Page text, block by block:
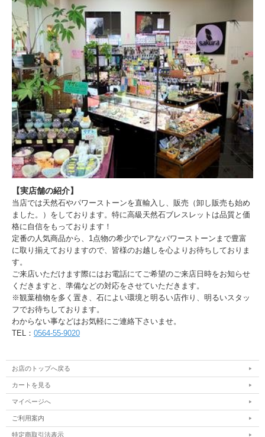
【実店舗の紹介】
当店では天然石やパワーストーンを直輸入し、販売（卸し販売も始め
ました。）をしております。特に高級天然石ブレスレットは品質と価
格に自信をもっております！
定番の人気商品から、1点物の希少でレアなパワーストーンまで豊富
に取り揃えておりますので、皆様のお越しを心よりお待ちしておりま
す。
ご来店いただけます際にはお電話にてご希望のご来店日時をお知らせ
くだきますと、準備などの対応をさせていただきます。
※観葉植物を多く置き、石によい環境と明るい店作り、明るいスタッ
フでお待ちしております。
わからない事などはお気軽にご連絡下さいませ。
TEL： 0564-55-9020
お店のトップへ戻る
カートを見る
マイページへ
ご利用案内
特定商取引法表示